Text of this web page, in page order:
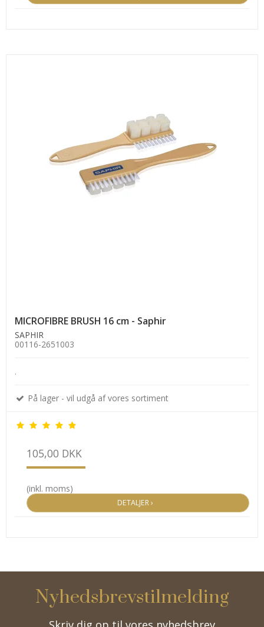
MICROFIBRE BRUSH 16 cm - Saphir
SAPHIR
00116-2651003
.
På lager - vil udgå af vores sortiment
105,00 DKK
(inkl. moms)
DETALJER ›
Nyhedsbrevstilmelding